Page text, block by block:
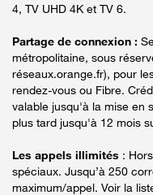
4, TV UHD 4K et TV 6.
Partage de connexion :
métropolitaine, sous
réseaux.orange.fr), pour
rendez-vous ou Fibre.
valable jusqu'à la mise en
plus tard jusqu'à 12 mois
Les appels illimités :
spéciaux. Jusqu’à 250
maximum/appel. Voir la